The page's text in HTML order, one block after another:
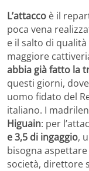
L’attacco è il
poca vena
e il salto di
maggiore
abbia già fatto la
questi giorni,
uomo fidato del
italiano. I
Higuain: per
e 3,5 di ingaggio,
bisogna
società, direttore